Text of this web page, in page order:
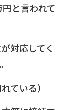
と言われて
対応してく
ている）